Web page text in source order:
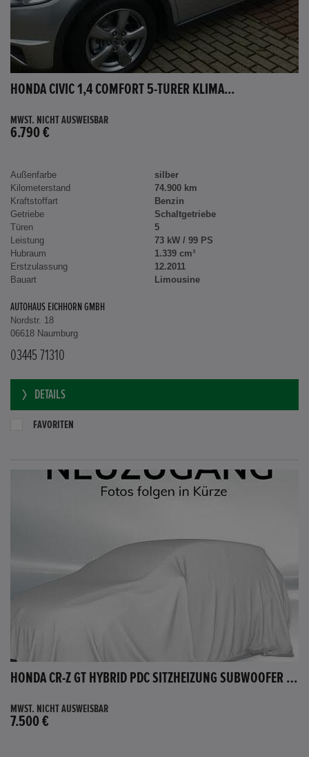
HONDA CIVIC 1,4 COMFORT 5-TÜRER KLIMA...
MWST. NICHT AUSWEISBAR
6.790 €
Außenfarbe
silber
Kilometerstand
74.900 km
Kraftstoffart
Benzin
Getriebe
Schaltgetriebe
Türen
5
Leistung
73 kW / 99 PS
Hubraum
1.339 cm³
Erstzulassung
12.2011
Bauart
Limousine
AUTOHAUS EICHHORN GMBH
Nordstr. 18
06618 Naumburg
03445 71310
DETAILS
FAVORITEN
HONDA CR-Z GT HYBRID PDC SITZHEIZUNG SUBWOOFER BLUETOOTH
MWST. NICHT AUSWEISBAR
7.500 €